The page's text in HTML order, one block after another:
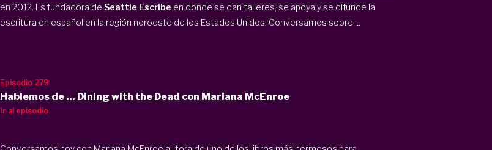
en 2012. Es fundadora de Seattle Escribe en donde se dan talleres, se apoya y se difunde la
escritura en español en la región noroeste de los Estados Unidos. Conversamos sobre ...
Episodio 279
Hablemos de ... Dining with the Dead con Mariana McEnroe
Ir al episodio